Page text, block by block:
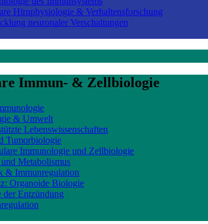
Hirnphysiologie & Verhaltensforschung
neuronaler Verschaltungen
Immun- & Zellbiologie
& Umwelt
Lebenswissenschaften
Tumorbiologie
Immunologie und Zellbiologie
Metabolismus
& Immunregulation
Organoide Biologie
Entzündung